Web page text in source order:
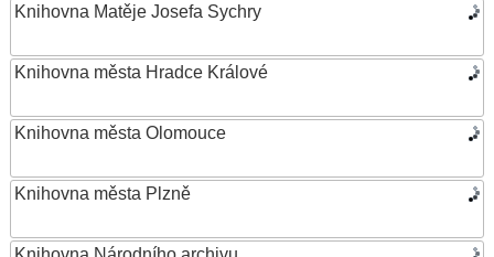
Knihovna Matěje Josefa Sychry
Knihovna města Hradce Králové
Knihovna města Olomouce
Knihovna města Plzně